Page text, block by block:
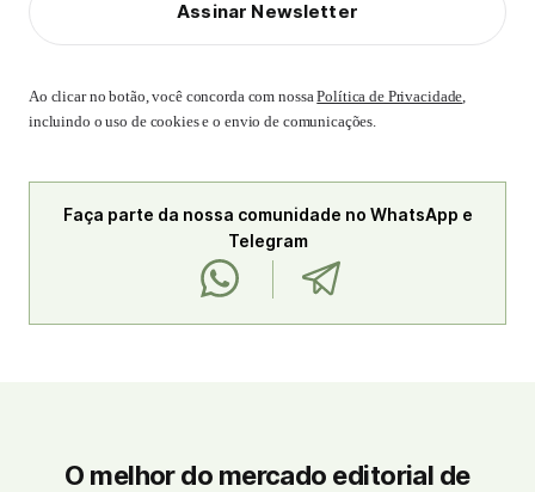
Assinar Newsletter
Ao clicar no botão, você concorda com nossaPolítica de Privacidade,
incluindo o uso de cookies e o envio de comunicações.
Faça parte da nossa comunidade no WhatsApp e
Telegram
O melhor do mercado editorial de